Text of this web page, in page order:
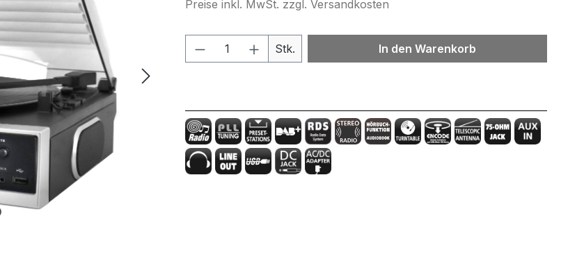
Preise inkl. MwSt. zzgl. Versandkosten
Produkt Anzahl: Gib den gewünschten Wert
Stk. In den Warenkorb